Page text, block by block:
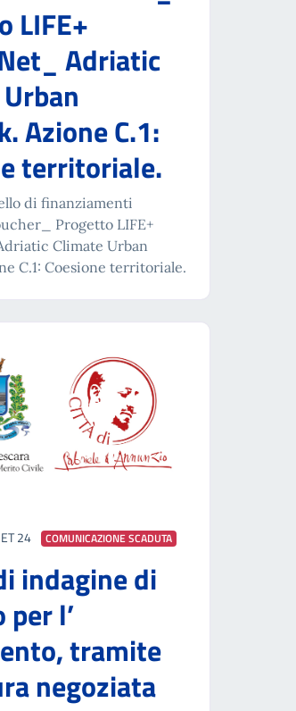
LIFE+
Adriatic
Azione C.1:
territoriale.
di finanziamenti
Progetto LIFE+
Climate Urban
C.1: Coesione territoriale.
24 COMUNICAZIONE SCADUTA
indagine di
l’
tramite
negoziata